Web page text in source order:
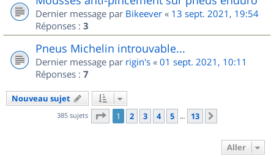
Dernier message par Bikeever « 13 sept. 2021, 19:54
Réponses : 3
Pneus Michelin introuvable...
Dernier message par rigin's « 01 sept. 2021, 10:11
Réponses : 7
Nouveau sujet
385 sujets Page 1sur
1 2 3 4 5 … 13
Aller